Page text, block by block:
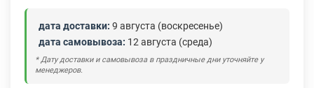
дата доставки: 9 августа (воскресенье)
дата самовывоза: 12 августа (среда)
* Дату доставки и самовывоза в праздничные дни уточняйте у
менеджеров.